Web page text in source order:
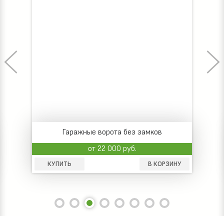
Гаражные ворота без замков
от 22 000 руб.
В КОРЗИНУ